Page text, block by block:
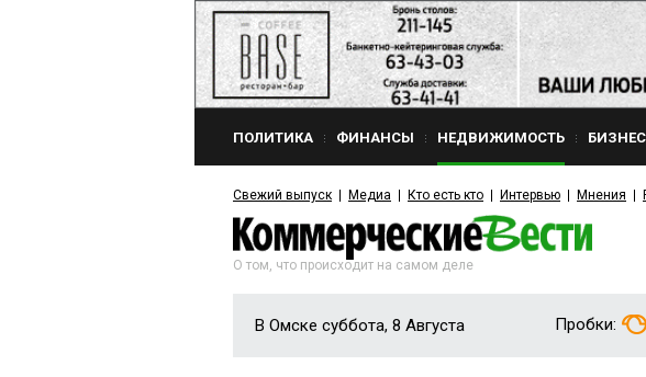
ПОЛИТИКА ФИНАНСЫ НЕДВИЖИМОСТЬ БИЗНЕС
Свежий выпуск Медиа Кто есть кто Интервью Мнения
О том, что происходит на самом деле
В Омске суббота, 8 Августа Пробки: